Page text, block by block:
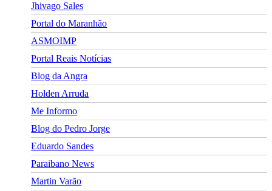
Jhivago Sales
Portal do Maranhão
ASMOIMP
Portal Reais Notí­cias
Blog da Angra
Holden Arruda
Me Informo
Blog do Pedro Jorge
Eduardo Sandes
Paraibano News
Martin Varão